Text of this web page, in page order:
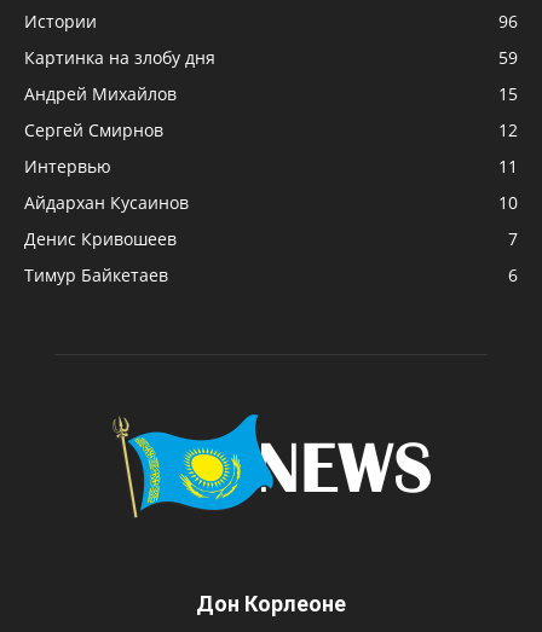
Истории
96
Картинка на злобу дня
59
Андрей Михайлов
15
Сергей Смирнов
12
Интервью
11
Айдархан Кусаинов
10
Денис Кривошеев
7
Тимур Байкетаев
6
Дон Корлеоне